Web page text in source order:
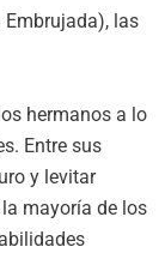
las
hermanos a lo
Entre sus
y levitar
mayoría de los